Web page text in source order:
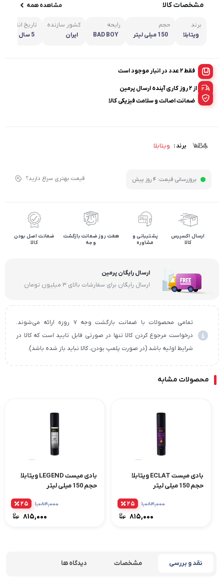
مشخصات کالا مشاهده همه
برند
ویتابلا
حجم
150 میلی لیتر
رایحه
BAD BOY
کشور سازنده
ایران
تاریخ انقضاء
5 سال پس از تولید
فقط 2 عدد در انبار موجود است
از ۲ روز کاری آینده ارسال پرمین
ضمانت اصالت و سلامت فیزیکی کالا
برند : ویتابلا
بروزرسانی قیمت: 4 روز پیش قیمت بهتری سراغ دارید؟
ارسال اکسپرس
کالا
پشتیبانی و
مشاوره
هفت روز ضمانت بازگشت
وجه
ضمانت اصل بودن
کالا
ارسال رایگان پرمین
ارسال رایگان برای سفارشات بالای ۳ میلیون تومان
تمامی محصولات با ضمانت بازگشت وجه ۷ روزه ارائه می‌شوند.
درخواست مرجوع کردن کالا تنها در صورتی قابل تایید است که کالا در
شرایط اولیه باشد (در صورت پلمپ بودن، کالا نباید باز شده باشد).
محصولات مشابه
بادی میست ECLAT ویتابلا
حجم 150 میلی لیتر
۱,۰۸۴,۰۰۰
۸۱۵,۰۰۰
۲۵
بادی میست LEGEND ویتابلا
حجم 150 میلی لیتر
۱,۰۸۴,۰۰۰
۸۱۵,۰۰۰
۲۵
نقد و بررسی مشخصات دیدگاه ها